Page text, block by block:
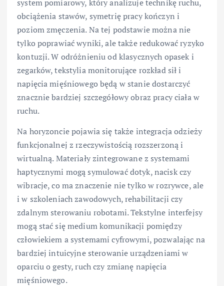
system pomiarowy, który analizuje technikę ruchu,
obciążenia stawów, symetrię pracy kończyn i
poziom zmęczenia. Na tej podstawie można nie
tylko poprawiać wyniki, ale także redukować ryzyko
kontuzji. W odróżnieniu od klasycznych opasek i
zegarków, tekstylia monitorujące rozkład sił i
napięcia mięśniowego będą w stanie dostarczyć
znacznie bardziej szczegółowy obraz pracy ciała w
ruchu.
Na horyzoncie pojawia się także integracja odzieży
funkcjonalnej z rzeczywistością rozszerzoną i
wirtualną. Materiały zintegrowane z systemami
haptycznymi mogą symulować dotyk, nacisk czy
wibracje, co ma znaczenie nie tylko w rozrywce, ale
i w szkoleniach zawodowych, rehabilitacji czy
zdalnym sterowaniu robotami. Tekstylne interfejsy
mogą stać się medium komunikacji pomiędzy
człowiekiem a systemami cyfrowymi, pozwalając na
bardziej intuicyjne sterowanie urządzeniami w
oparciu o gesty, ruch czy zmianę napięcia
mięśniowego.